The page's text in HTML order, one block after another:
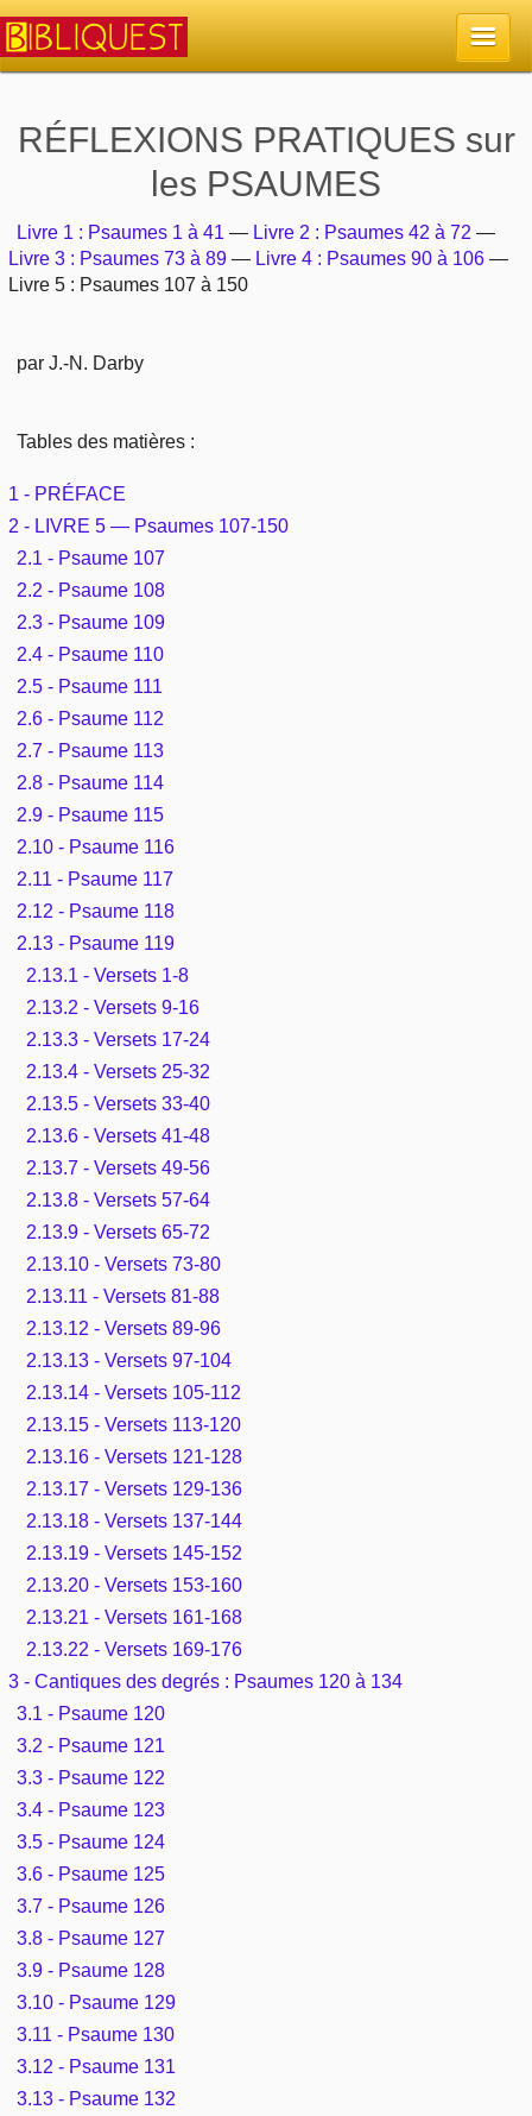
Retour à l'accueil
Sujets d'actualité
Autres sites chrétiens
Outils
La Bible
Écoutez la Bible
Rechercher (concordance)
Au sujet de la Bible
Études et commentaires par passage
Versets Classés
Lecture Journalière
Sujets
Dieu
La Bible
L'Évangile, le Salut
Mort, résurrection
L'Église, l'Assemblée
Prophétie
Sanctification
Vie pratique
Mariage, famille
Personnages bibliques
Édification
COURS Bibliques - GUIDES de lecture
Pour débuter
Rechercher dans le site
Sujets de A à Z
Ouvrages de A à Z
Auteurs de A à Z
Rechercher dans la Bible
Dictionnaires bibliques
Sommaires
Aperçus Livres de la Bible
Autres FAQ
RÉFLEXIONS PRATIQUES sur
les PSAUMES
Livre 1 : Psaumes 1 à 41 — Livre 2 : Psaumes 42 à 72 —
Livre 3 : Psaumes 73 à 89 — Livre 4 : Psaumes 90 à 106 —
Livre 5 : Psaumes 107 à 150
par J.-N. Darby
Tables des matières :
1 - PRÉFACE
2 - LIVRE 5 — Psaumes 107-150
2.1 - Psaume 107
2.2 - Psaume 108
2.3 - Psaume 109
2.4 - Psaume 110
2.5 - Psaume 111
2.6 - Psaume 112
2.7 - Psaume 113
2.8 - Psaume 114
2.9 - Psaume 115
2.10 - Psaume 116
2.11 - Psaume 117
2.12 - Psaume 118
2.13 - Psaume 119
2.13.1 - Versets 1-8
2.13.2 - Versets 9-16
2.13.3 - Versets 17-24
2.13.4 - Versets 25-32
2.13.5 - Versets 33-40
2.13.6 - Versets 41-48
2.13.7 - Versets 49-56
2.13.8 - Versets 57-64
2.13.9 - Versets 65-72
2.13.10 - Versets 73-80
2.13.11 - Versets 81-88
2.13.12 - Versets 89-96
2.13.13 - Versets 97-104
2.13.14 - Versets 105-112
2.13.15 - Versets 113-120
2.13.16 - Versets 121-128
2.13.17 - Versets 129-136
2.13.18 - Versets 137-144
2.13.19 - Versets 145-152
2.13.20 - Versets 153-160
2.13.21 - Versets 161-168
2.13.22 - Versets 169-176
3 - Cantiques des degrés : Psaumes 120 à 134
3.1 - Psaume 120
3.2 - Psaume 121
3.3 - Psaume 122
3.4 - Psaume 123
3.5 - Psaume 124
3.6 - Psaume 125
3.7 - Psaume 126
3.8 - Psaume 127
3.9 - Psaume 128
3.10 - Psaume 129
3.11 - Psaume 130
3.12 - Psaume 131
3.13 - Psaume 132